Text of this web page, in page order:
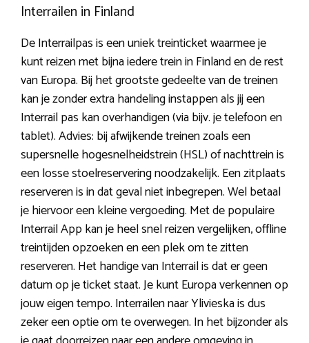
Interrailen in Finland
De Interrailpas is een uniek treinticket waarmee je
kunt reizen met bijna iedere trein in Finland en de rest
van Europa. Bij het grootste gedeelte van de treinen
kan je zonder extra handeling instappen als jij een
Interrail pas kan overhandigen (via bijv. je telefoon en
tablet). Advies: bij afwijkende treinen zoals een
supersnelle hogesnelheidstrein (HSL) of nachttrein is
een losse stoelreservering noodzakelijk. Een zitplaats
reserveren is in dat geval niet inbegrepen. Wel betaal
je hiervoor een kleine vergoeding. Met de populaire
Interrail App kan je heel snel reizen vergelijken, offline
treintijden opzoeken en een plek om te zitten
reserveren. Het handige van Interrail is dat er geen
datum op je ticket staat. Je kunt Europa verkennen op
jouw eigen tempo. Interrailen naar Ylivieska is dus
zeker een optie om te overwegen. In het bijzonder als